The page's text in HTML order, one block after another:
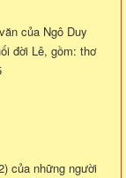
của Ngô Duy
đời Lê, gồm: thơ
của những người